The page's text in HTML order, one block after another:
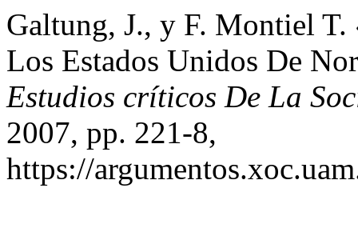
Galtung, J., y F. Montiel
Los Estados Unidos De
Estudios críticos De La
2007, pp. 221-8,
https://